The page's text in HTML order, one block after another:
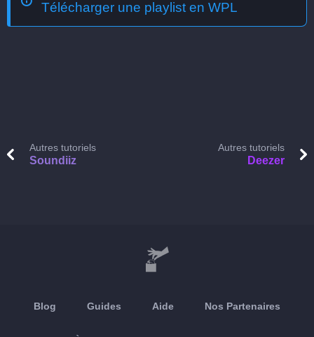
Télécharger une playlist en WPL
Autres tutoriels
Soundiiz
Autres tutoriels
Deezer
Blog Guides Aide Nos Partenaires